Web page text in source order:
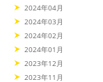
2024年04月
2024年03月
2024年02月
2024年01月
2023年12月
2023年11月